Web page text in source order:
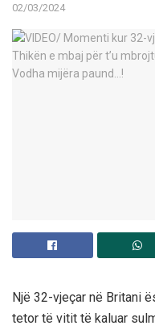
02/03/2024
Një 32-vjeçar në Britani
tetor të vitit të kaluar